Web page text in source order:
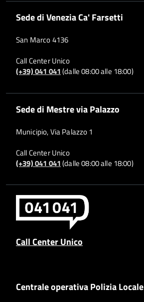
Sede di Venezia Ca' Farsetti
San Marco 4136
Call Center Unico
(+39) 041 041(dalle 08:00 alle 18:00)
Sede di Mestre via Palazzo
Municipio, Via Palazzo 1
Call Center Unico
(+39) 041 041(dalle 08:00 alle 18:00)
Call Center Unico
Centrale operativa Polizia Locale